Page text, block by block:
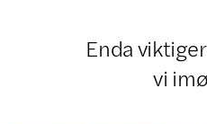
Enda
vi